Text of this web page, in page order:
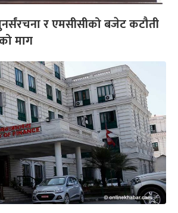
र एमसीसीको बजेट कटौती
माग